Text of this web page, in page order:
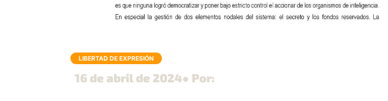
LIBERTAD DE EXPRESIÓN
16 de abril de 2024● Por: